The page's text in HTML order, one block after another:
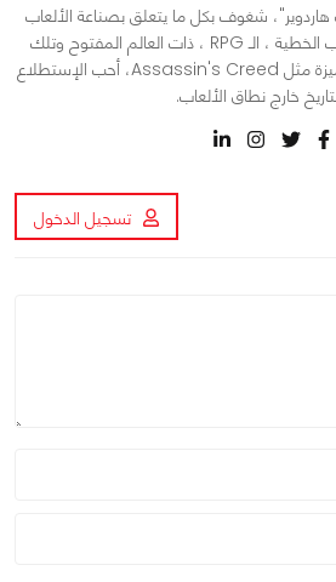
شغوف بكل ما يتعلق بصناعة الألعاب
وأعتبرها حياتي ، أحب الألعاب الخطية ، الـ RPG ، ذات العالم المفتوح وتلك
التي تقدم تجربة قصصية متميزة مثل Assassin's Creed، أحب الإستطلاع
خارج نطاق الألعاب.
تسجيل الدخول